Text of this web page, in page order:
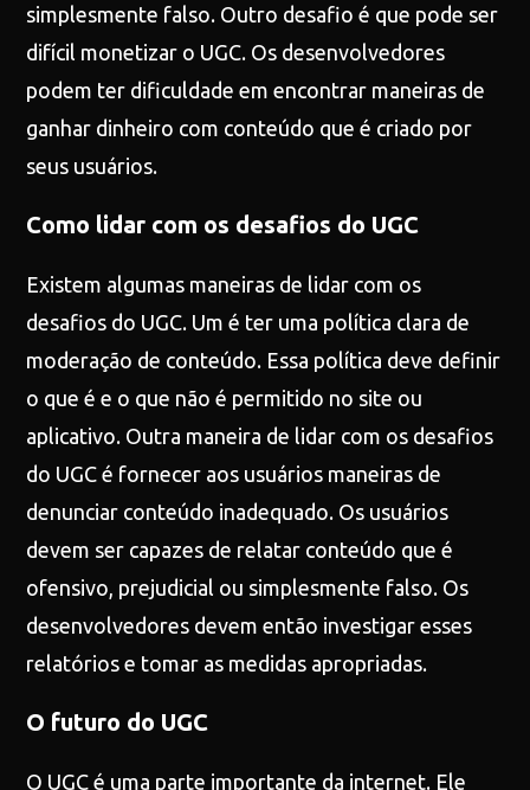
simplesmente falso. Outro desafio é que pode ser
difícil monetizar o UGC. Os desenvolvedores
podem ter dificuldade em encontrar maneiras de
ganhar dinheiro com conteúdo que é criado por
seus usuários.
Como lidar com os desafios do UGC
Existem algumas maneiras de lidar com os
desafios do UGC. Um é ter uma política clara de
moderação de conteúdo. Essa política deve definir
o que é e o que não é permitido no site ou
aplicativo. Outra maneira de lidar com os desafios
do UGC é fornecer aos usuários maneiras de
denunciar conteúdo inadequado. Os usuários
devem ser capazes de relatar conteúdo que é
ofensivo, prejudicial ou simplesmente falso. Os
desenvolvedores devem então investigar esses
relatórios e tomar as medidas apropriadas.
O futuro do UGC
O UGC é uma parte importante da internet. Ele